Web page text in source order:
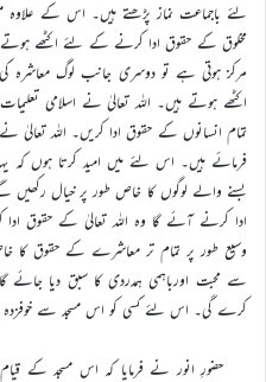
لئے باجماعت نماز پڑھتے ہیں۔ اس کے علاوہ
مخلوق کے حقوق ادا کرنے کے لئے اکٹھے ہوتے
مرکز ہوتی ہے تو دوسری جانب لوگ معاشرہ
اکٹھے ہوتے ہیں۔ اللہ تعالیٰ نے اسلامی
تمام انسانوں کے حقوق ادا کریں۔ اللہ تعالیٰ
فرمائے ہیں۔ اس لئے میں امید کرتا ہوں
بسنے والے لوگوں کا خاص طور پر خیال رکھیں
ادا کرنے آئے گا وہ اللہ تعالیٰ کے حقوق
وسیع طور پر تمام تر معاشرے کے حقوق
سے محبت اورباہمی ہمدردی کا سبق دیا جائے
کرے گی۔ اس لئے کسی کو اس مسجد سے
حضورِ انور نے فرمایا کہ اس مسجد کے